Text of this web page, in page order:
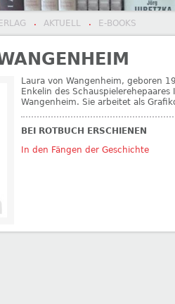
· AKTUELL · E-BOOKS
Laura von Wangenheim, geboren
Enkelin des
Wangenheim. Sie arbeitet als
BEI ROTBUCH ERSCHIENEN
In den Fängen der Geschichte
→